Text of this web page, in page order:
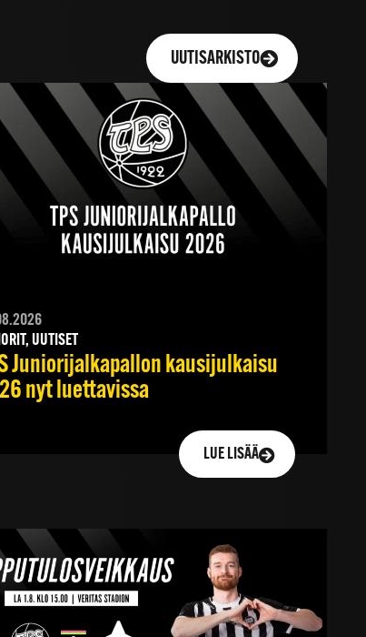
UUTISARKISTO
UUTISET
Juniorijalkapallon kausijulkaisu
nyt luettavissa
LUE LISÄÄ